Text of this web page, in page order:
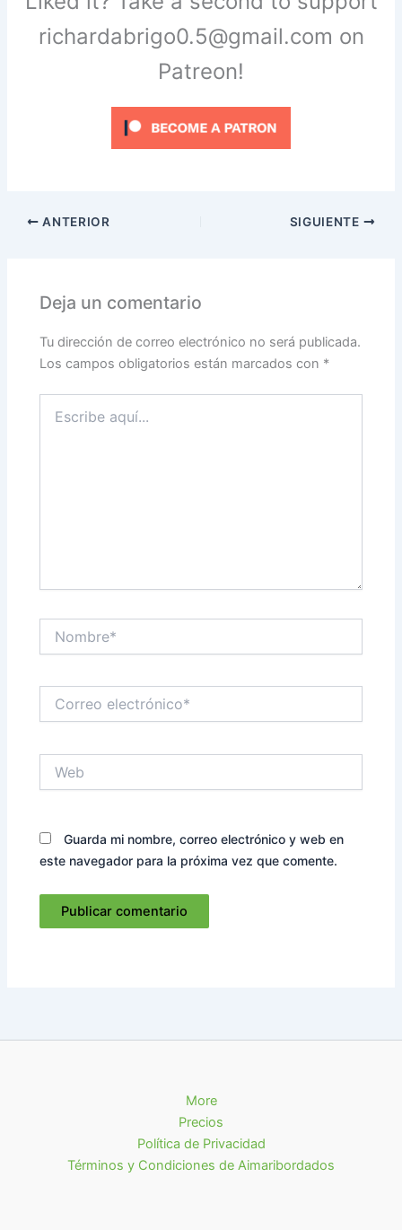
richardabrigo0.5@gmail.com on
Patreon!
ANTERIOR SIGUIENTE
Deja un comentario
Tu dirección de correo electrónico no será publicada.
Los campos obligatorios están marcados con *
aquí...
electrónico*
Guarda mi nombre, correo electrónico y web en
este navegador para la próxima vez que comente.
More
Precios
Política de Privacidad
Términos y Condiciones de Aimaribordados